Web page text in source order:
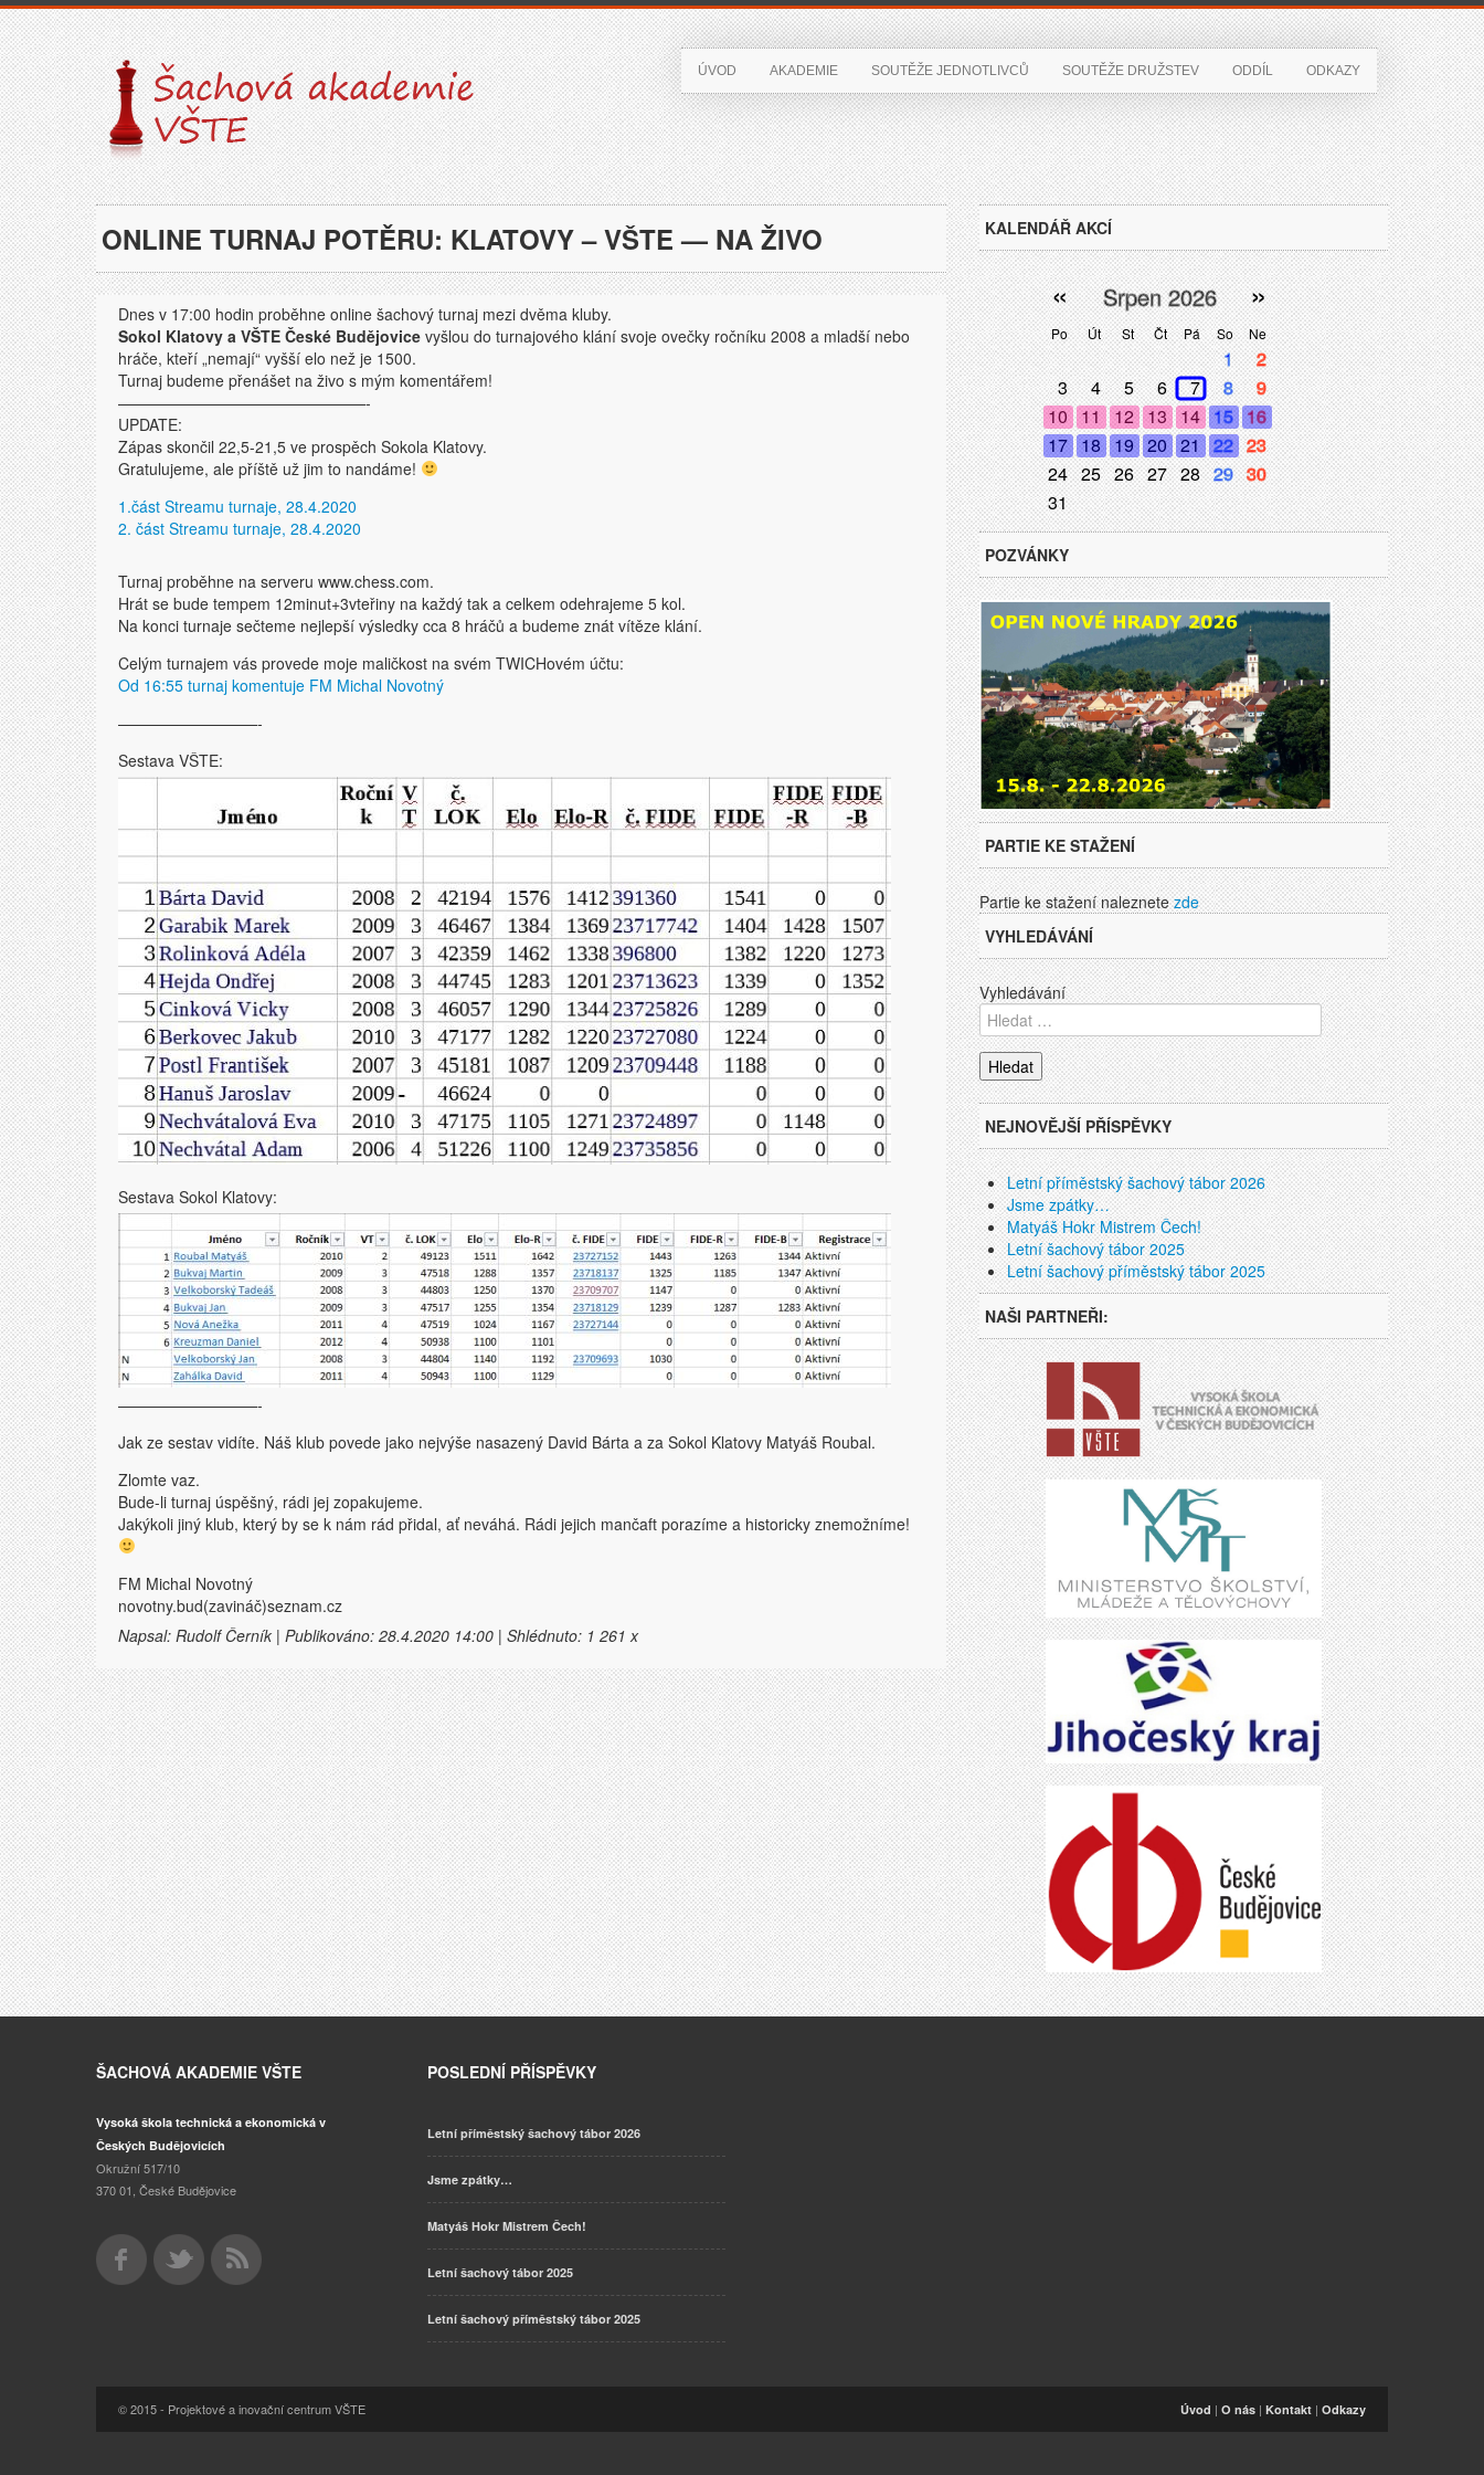
ÚVOD AKADEMIE SOUTĚŽE JEDNOTLIVCŮ SOUTĚŽE DRUŽSTEV ODDÍL ODKAZY
ONLINE TURNAJ POTĚRU: KLATOVY – VŠTE — NA ŽIVO
Dnes v 17:00 hodin proběhne online šachový turnaj mezi dvěma kluby.
Sokol Klatovy a VŠTE České Budějovice vyšlou do turnajového klání svoje ovečky ročníku 2008 a mladší nebo
hráče, kteří „nemají“ vyšší elo než je 1500.
Turnaj budeme přenášet na živo s mým komentářem!
————————————————-
UPDATE:
Zápas skončil 22,5-21,5 ve prospěch Sokola Klatovy.
Gratulujeme, ale příště už jim to nandáme!
1.část Streamu turnaje, 28.4.2020
2. část Streamu turnaje, 28.4.2020
Turnaj proběhne na serveru www.chess.com.
Hrát se bude tempem 12minut+3vteřiny na každý tak a celkem odehrajeme 5 kol.
Na konci turnaje sečteme nejlepší výsledky cca 8 hráčů a budeme znát vítěze klání.
Celým turnajem vás provede moje maličkost na svém TWICHovém účtu:
Od 16:55 turnaj komentuje FM Michal Novotný
—————————-
Sestava VŠTE:
Sestava Sokol Klatovy:
—————————-
Jak ze sestav vidíte. Náš klub povede jako nejvýše nasazený David Bárta a za Sokol Klatovy Matyáš Roubal.
Zlomte vaz.
Bude-li turnaj úspěšný, rádi jej zopakujeme.
Jakýkoli jiný klub, který by se k nám rád přidal, ať neváhá. Rádi jejich mančaft porazíme a historicky znemožníme!
FM Michal Novotný
novotny.bud(zavináč)seznam.cz
Napsal: Rudolf Černík | Publikováno: 28.4.2020 14:00 | Shlédnuto: 1 261 x
KALENDÁŘ AKCÍ
Po Út St Čt Pá So Ne
« »
Srpen 2026
1
2
3
4 5 6 7 8
9
10 11 12 13 14 15 16
17 18 19 20 21 22 23
24 25 26 27 28 29 30
31
POZVÁNKY
PARTIE KE STAŽENÍ
Partie ke stažení naleznetezde
VYHLEDÁVÁNÍ
Vyhledávání
NEJNOVĚJŠÍ PŘÍSPĚVKY
Letní příměstský šachový tábor 2026
Jsme zpátky…
Matyáš Hokr Mistrem Čech!
Letní šachový tábor 2025
Letní šachový příměstský tábor 2025
NAŠI PARTNEŘI:
ŠACHOVÁ AKADEMIE VŠTE
Vysoká škola technická a ekonomická v
Českých Budějovicích
Okružní 517/10
370 01, České Budějovice
POSLEDNÍ PŘÍSPĚVKY
Letní příměstský šachový tábor 2026
Jsme zpátky…
Matyáš Hokr Mistrem Čech!
Letní šachový tábor 2025
Letní šachový příměstský tábor 2025
© 2015 - Projektové a inovační centrum VŠTE Úvod | O nás | Kontakt | Odkazy